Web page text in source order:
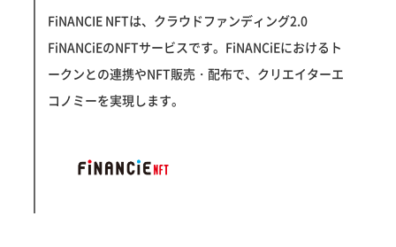
FiNANCIE NFTは、クラウドファンディング2.0
FiNANCiEのNFTサービスです。FiNANCiEにおけるト
ークンとの連携やNFT販売・配布で、クリエイターエ
コノミーを実現します。